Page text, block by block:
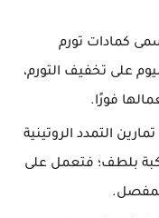
كمادات تورم
خلال اليوم على تخفيف التورم،
فورًا.
التمدد الروتينية
بلطف؛ فتعمل على